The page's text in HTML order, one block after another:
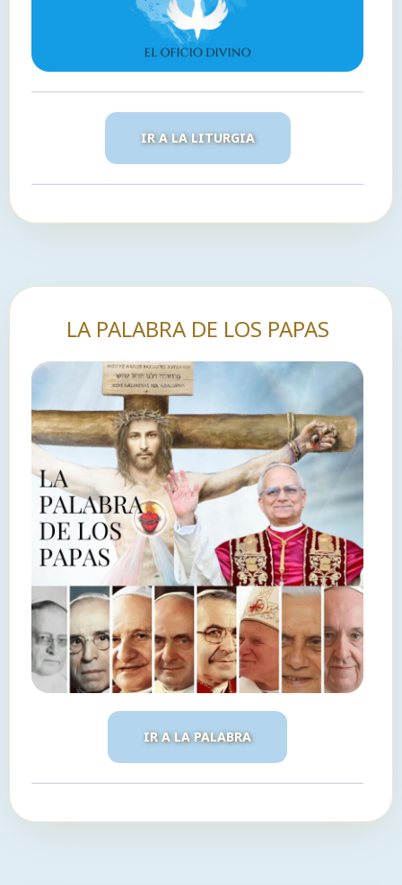
IR A LA LITURGIA
LA PALABRA DE LOS PAPAS
IR A LA PALABRA